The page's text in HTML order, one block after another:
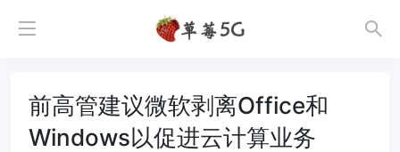
前高管建议微软剥离Office和
Windows以促进云计算业务